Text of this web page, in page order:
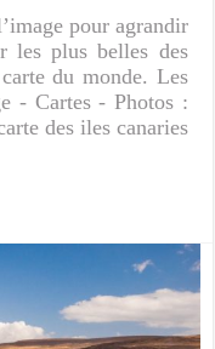
pour agrandir
les plus belles des
du monde. Les
- Cartes - Photos :
des iles canaries